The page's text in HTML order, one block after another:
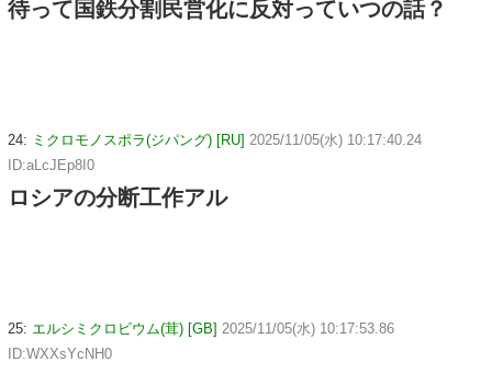
待って国鉄分割民営化に反対っていつの話？
24: ミクロモノスポラ(ジパング) [RU] 2025/11/05(水) 10:17:40.24
ID:aLcJEp8I0
ロシアの分断工作アル
25: エルシミクロビウム(茸) [GB] 2025/11/05(水) 10:17:53.86
ID:WXXsYcNH0